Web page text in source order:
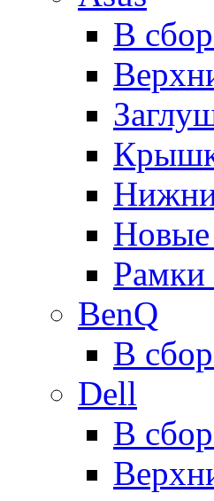
В
Новые
BenQ
В
Dell
В